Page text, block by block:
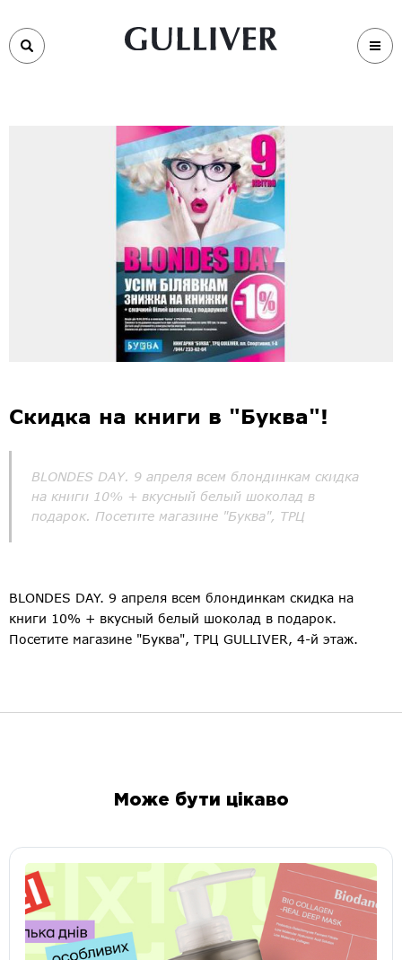
Скидка на книги в "Буква"!
BLONDES DAY. 9 апреля всем блондинкам скидка
на книги 10% + вкусный белый шоколад в
подарок. Посетите магазине "Буква", ТРЦ
BLONDES DAY. 9 апреля всем блондинкам скидка на
книги 10% + вкусный белый шоколад в подарок.
Посетите магазине "Буква", ТРЦ GULLIVER, 4-й этаж.
Може бути цікаво